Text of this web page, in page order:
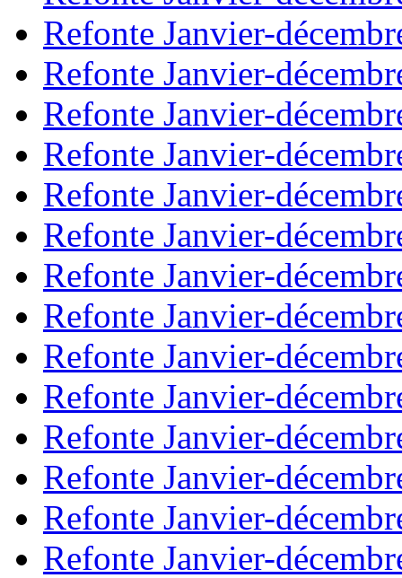
Refonte Janvier-
Refonte Janvier-
Refonte Janvier-
Refonte Janvier-
Refonte Janvier-
Refonte Janvier-
Refonte Janvier-
Refonte Janvier-
Refonte Janvier-
Refonte Janvier-
Refonte Janvier-
Refonte Janvier-
Refonte Janvier-
Refonte Janvier-